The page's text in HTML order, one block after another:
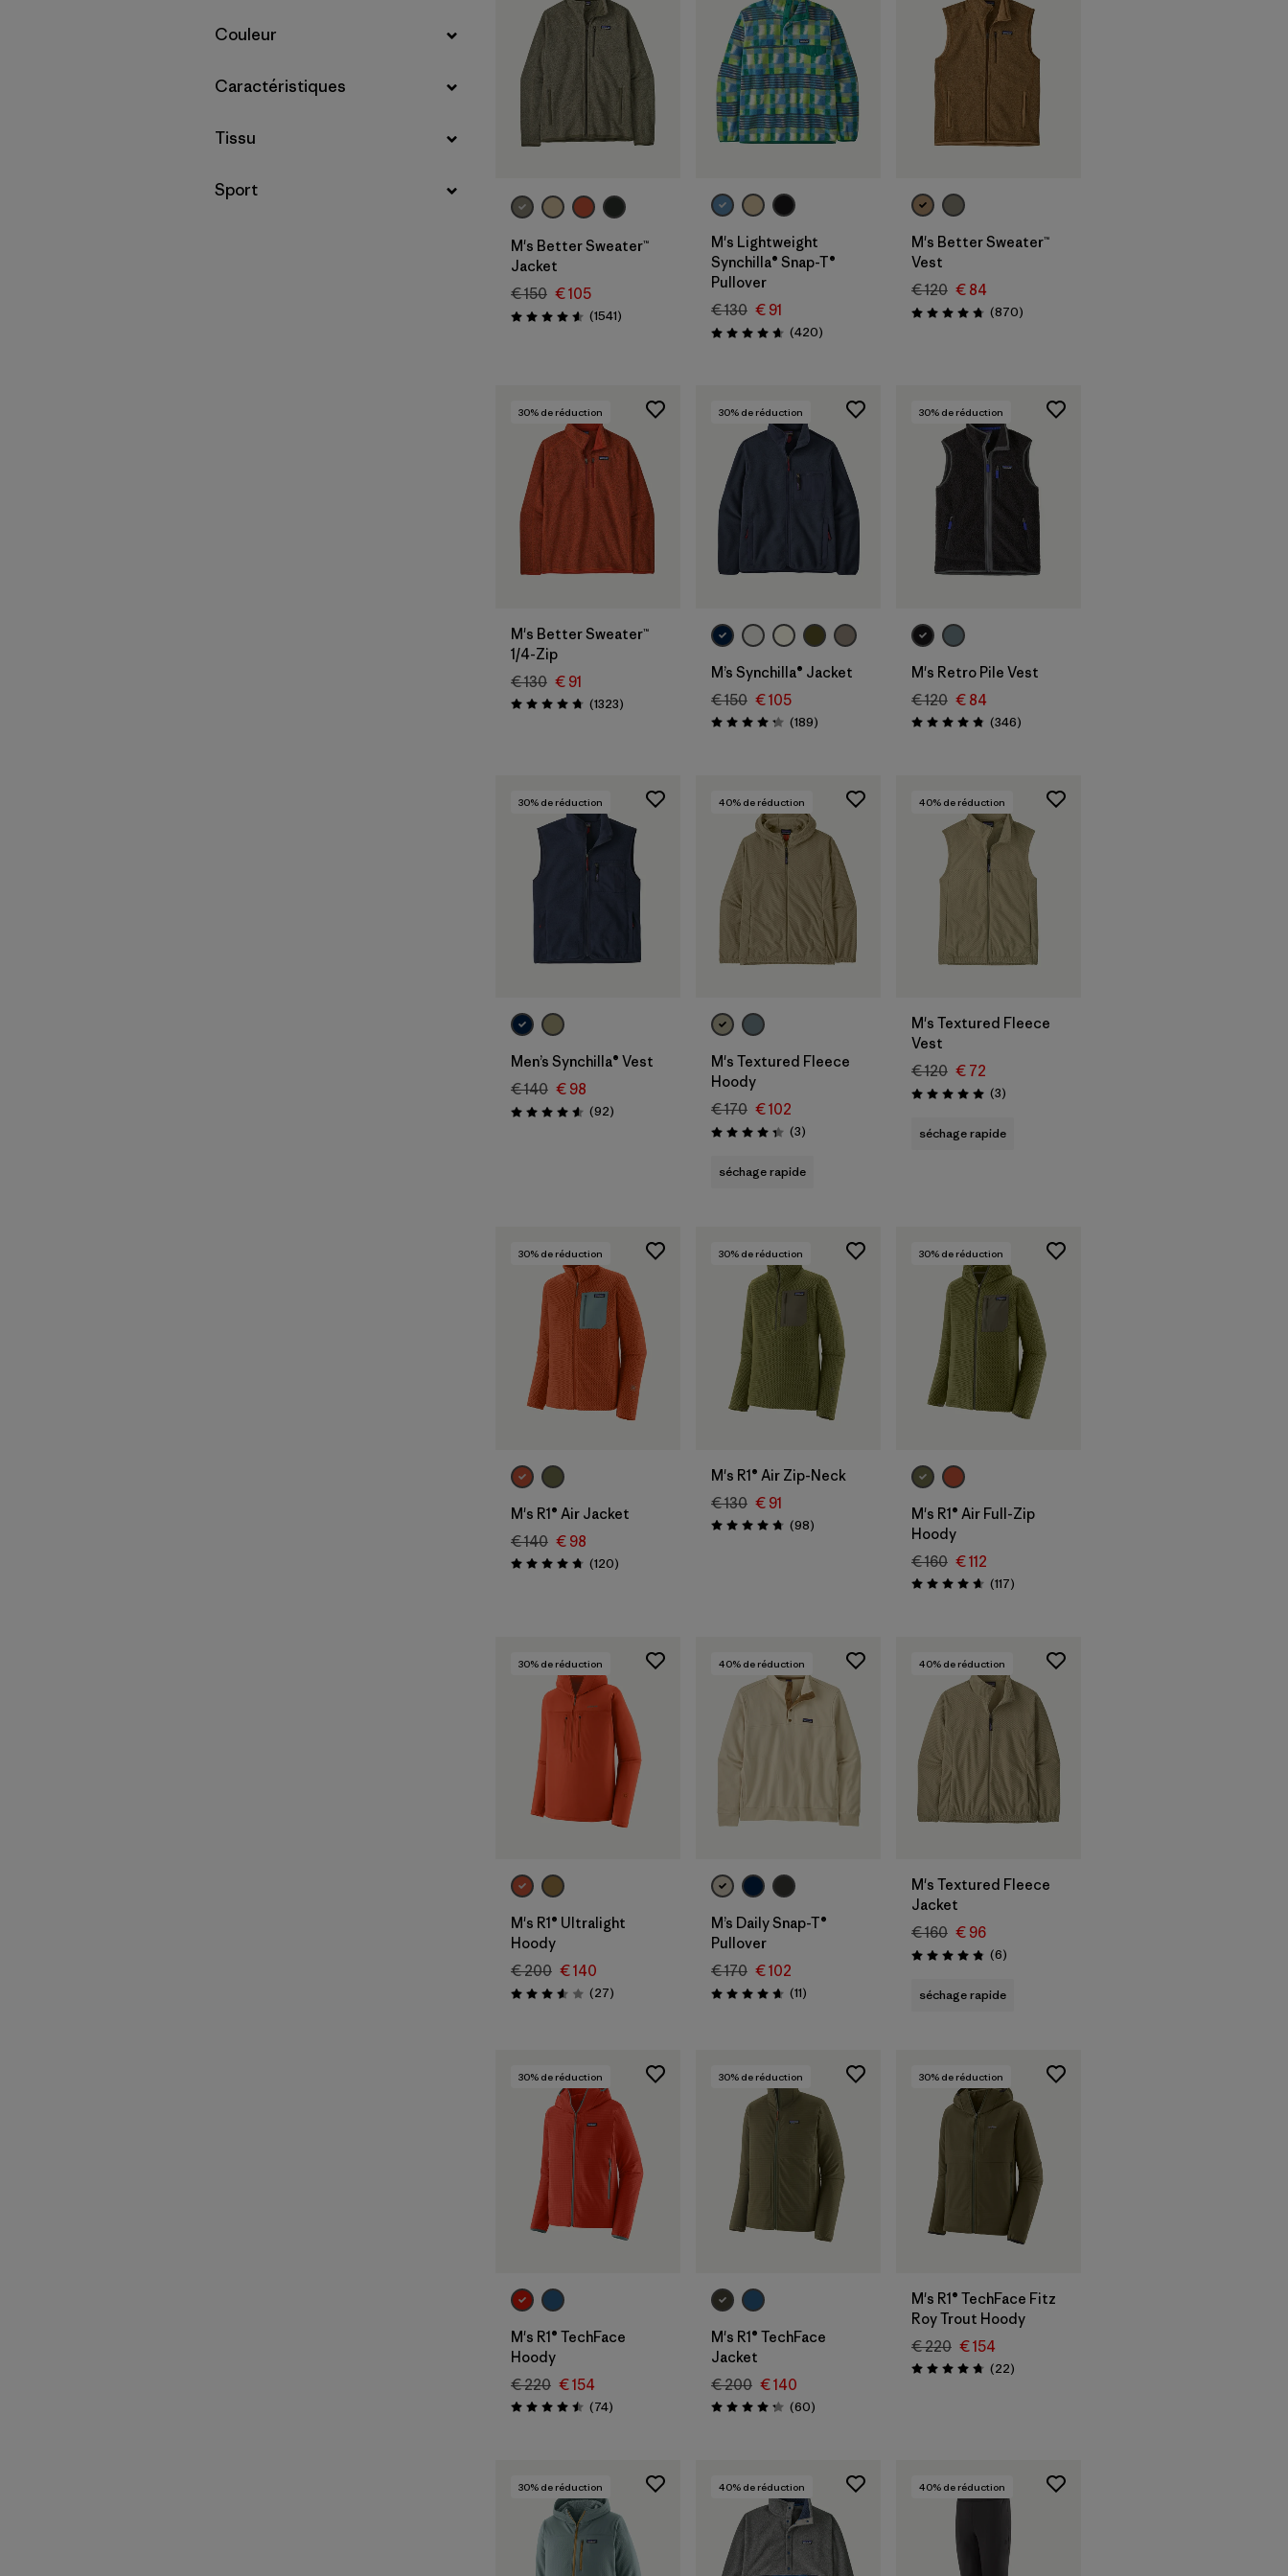
Filtrer par
Couleur
Filtrer par
Caractéristiques
Filtrer par
Tissu
Filtrer par
Sport
M's Better Sweater™
Jacket
€ 150 € 105
Évaluation: 4.6 / 5
(1541Avis
)
M's Lightweight
Synchilla® Snap-T®
Pullover
€ 130 € 91
Évaluation: 4.7 / 5
(420Avis
)
M's Better Sweater™
Vest
€ 120 € 84
Évaluation: 4.8 / 5
(870Avis
)
30% de réduction
M's Better Sweater™
1/4-Zip
€ 130 € 91
Évaluation: 4.7 / 5
(1323Avis
)
30% de réduction
M’s Synchilla® Jacket
€ 150 € 105
Évaluation: 4.3 / 5
(189Avis
)
30% de réduction
M's Retro Pile Vest
€ 120 € 84
Évaluation: 4.8 / 5
(346Avis
)
30% de réduction
Men’s Synchilla® Vest
€ 140 € 98
Évaluation: 4.6 / 5
(92Avis
)
40% de réduction
M's Textured Fleece
Hoody
€ 170 € 102
Évaluation: 4.3 / 5
(3Avis
)
séchage rapide
40% de réduction
M's Textured Fleece
Vest
€ 120 € 72
Évaluation: 5.0 / 5
(3Avis
)
séchage rapide
30% de réduction
M's R1® Air Jacket
€ 140 € 98
Évaluation: 4.7 / 5
(120Avis
)
30% de réduction
M's R1® Air Zip-Neck
€ 130 € 91
Évaluation: 4.8 / 5
(98Avis
)
30% de réduction
M's R1® Air Full-Zip
Hoody
€ 160 € 112
Évaluation: 4.7 / 5
(117Avis
)
30% de réduction
M's R1® Ultralight
Hoody
€ 200 € 140
Évaluation: 3.6 / 5
(27Avis
)
40% de réduction
M’s Daily Snap-T®
Pullover
€ 170 € 102
Évaluation: 4.6 / 5
(11Avis
)
40% de réduction
M's Textured Fleece
Jacket
€ 160 € 96
Évaluation: 4.8 / 5
(6Avis
)
séchage rapide
30% de réduction
M's R1® TechFace
Hoody
€ 220 € 154
Évaluation: 4.5 / 5
(74Avis
)
30% de réduction
M's R1® TechFace
Jacket
€ 200 € 140
Évaluation: 4.2 / 5
(60Avis
)
30% de réduction
M's R1® TechFace Fitz
Roy Trout Hoody
€ 220 € 154
Évaluation: 4.7 / 5
(22Avis
)
30% de réduction 40% de réduction 40% de réduction